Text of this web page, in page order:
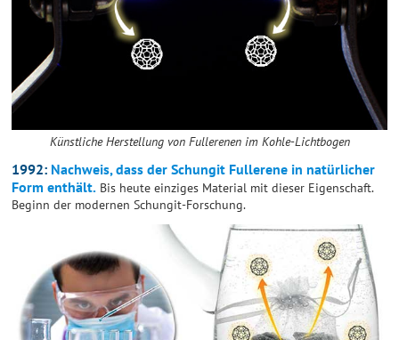
Künstliche Herstellung von Fullerenen im Kohle-Lichtbogen
1992: Nachweis, dass der Schungit Fullerene in natürlicher
Form enthält.Bis heute einziges Material mit dieser Eigenschaft.
Beginn der modernen Schungit-Forschung.